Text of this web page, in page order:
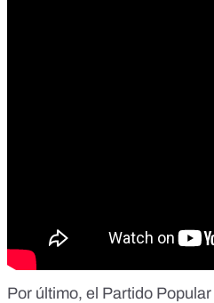
Por último, el Partido Popular